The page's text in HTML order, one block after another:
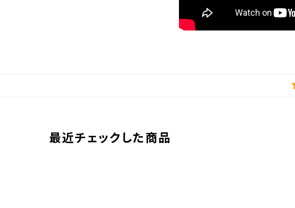
最近チェックした商品